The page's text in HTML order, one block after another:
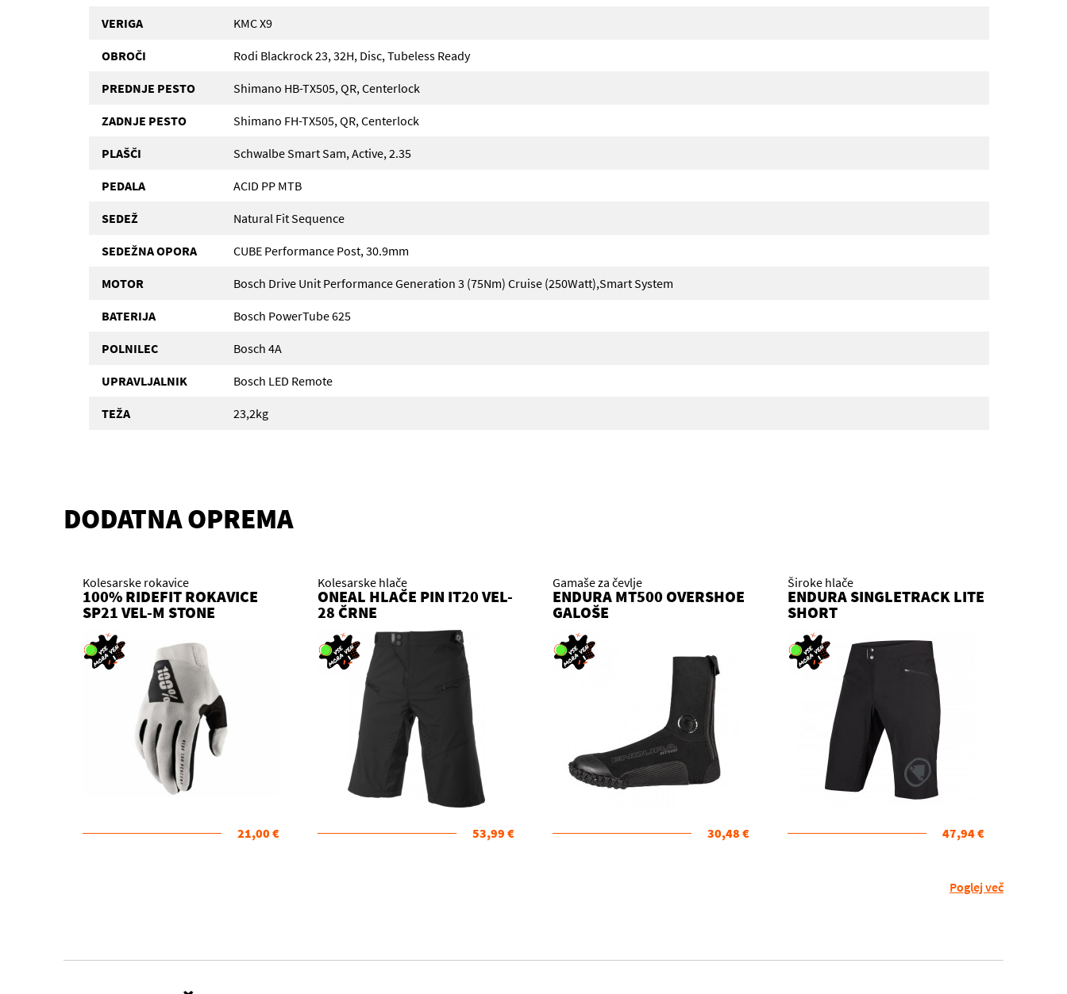
VERIGA KMC X9
OBROČI Rodi Blackrock 23, 32H, Disc, Tubeless Ready
PREDNJE PESTO Shimano HB-TX505, QR, Centerlock
ZADNJE PESTO Shimano FH-TX505, QR, Centerlock
PLAŠČI Schwalbe Smart Sam, Active, 2.35
PEDALA ACID PP MTB
SEDEŽ Natural Fit Sequence
SEDEŽNA OPORA CUBE Performance Post, 30.9mm
MOTOR Bosch Drive Unit Performance Generation 3 (75Nm) Cruise (250Watt),Smart System
BATERIJA Bosch PowerTube 625
POLNILEC Bosch 4A
UPRAVLJALNIK Bosch LED Remote
TEŽA 23,2kg
DODATNA OPREMA
Kolesarske rokavice
100% RIDEFIT ROKAVICE
SP21 VEL-M STONE
21,00 €
Kolesarske hlače
ONEAL HLAČE PIN IT20 VEL-
28 ČRNE
53,99 €
Gamaše za čevlje
ENDURA MT500 OVERSHOE
GALOŠE
30,48 €
Široke hlače
ENDURA SINGLETRACK LITE
SHORT
47,94 €
Poglej več